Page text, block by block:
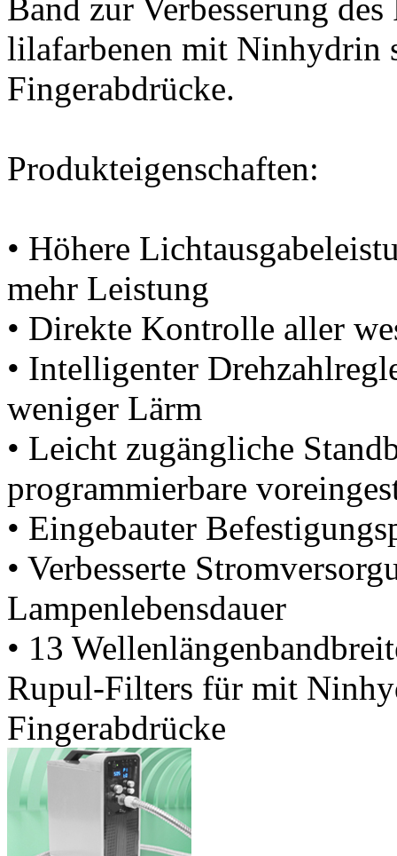
Band zur Verbesserung
lilafarbenen mit Ninhydrin
Fingerabdrücke.
Produkteigenschaften:
• Höhere
mehr Leistung
• Direkte Kontrolle aller
• Intelligenter
weniger Lärm
• Leicht zugängliche
programmierbare
• Eingebauter
• Verbesserte
Lampenlebensdauer
• 13
Rupul-Filters für mit
Fingerabdrücke